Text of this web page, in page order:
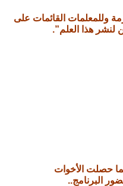
وللمعلمات القائمات على
لنشر هذا العلم”.
كما حصلت الأخوات
البرنامج..